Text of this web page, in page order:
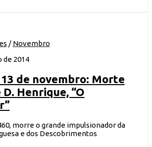
/ Novembro
de 2014
de novembro: Morte
Henrique, “O
morre o grande impulsionador da
e dos Descobrimentos